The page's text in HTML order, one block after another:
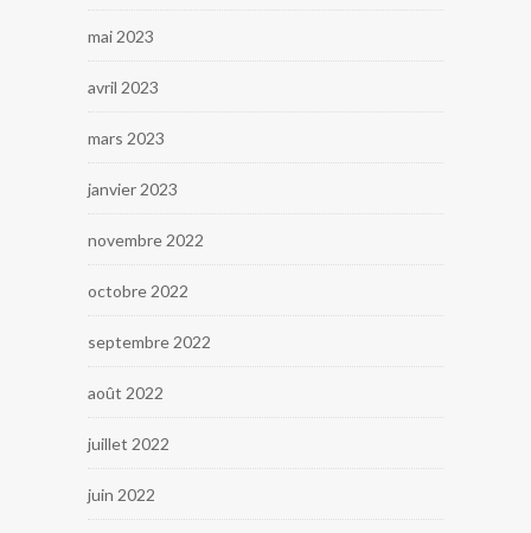
mai 2023
avril 2023
mars 2023
janvier 2023
novembre 2022
octobre 2022
septembre 2022
août 2022
juillet 2022
juin 2022